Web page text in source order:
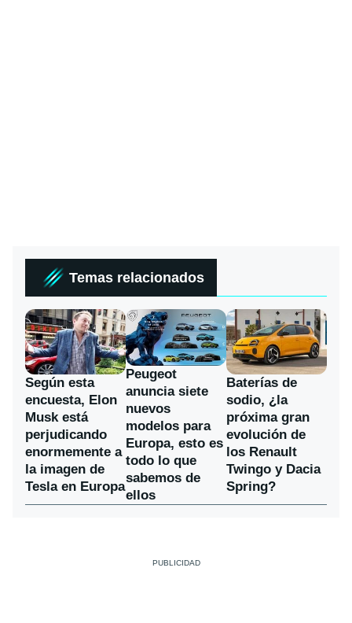
Temas relacionados
Según esta
encuesta, Elon
Musk está
perjudicando
enormemente a
la imagen de
Tesla en Europa
Peugeot
anuncia siete
nuevos
modelos para
Europa, esto es
todo lo que
sabemos de
ellos
Baterías de
sodio, ¿la
próxima gran
evolución de
los Renault
Twingo y Dacia
Spring?